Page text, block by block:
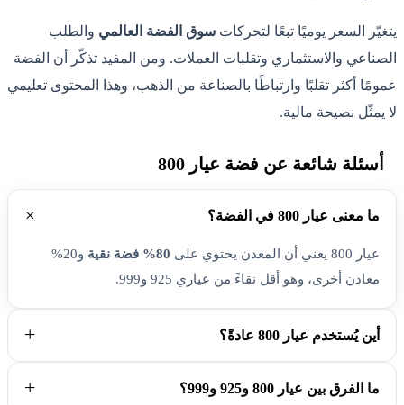
يتغيّر السعر يوميًا تبعًا لتحركات سوق الفضة العالمي والطلب
الصناعي والاستثماري وتقلبات العملات. ومن المفيد تذكّر أن الفضة
عمومًا أكثر تقلبًا وارتباطًا بالصناعة من الذهب، وهذا المحتوى تعليمي
لا يمثّل نصيحة مالية.
أسئلة شائعة عن فضة عيار 800
ما معنى عيار 800 في الفضة؟
عيار 800 يعني أن المعدن يحتوي على 80% فضة نقية
و20%
معادن أخرى، وهو أقل نقاءً من عياري 925 و999.
أين يُستخدم عيار 800 عادةً؟
ما الفرق بين عيار 800 و925 و999؟